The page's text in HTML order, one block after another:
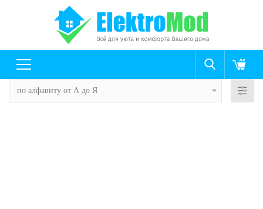
по алфавиту от А до Я